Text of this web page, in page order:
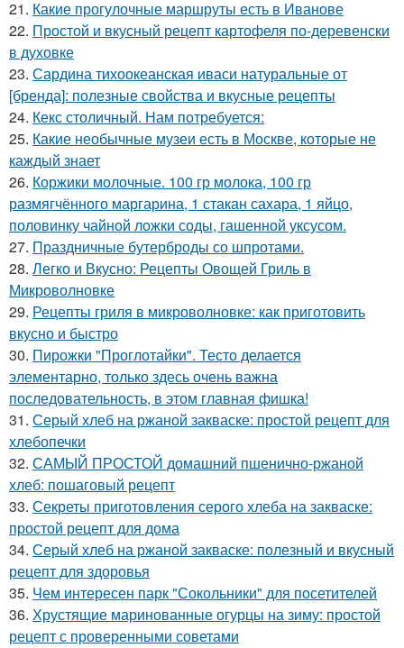
21. Какие прогулочные маршруты есть в Иванове
22. Простой и вкусный рецепт картофеля по-деревенски
в духовке
23. Сардина тихоокеанская иваси натуральные от
[бренда]: полезные свойства и вкусные рецепты
24. Кекс столичный. Нам потребуется:
25. Какие необычные музеи есть в Москве, которые не
каждый знает
26. Коржики молочные. 100 гр молока, 100 гр
размягчённого маргарина, 1 стакан сахара, 1 яйцо,
половинку чайной ложки соды, гашенной уксусом.
27. Праздничные бутерброды со шпротами.
28. Легко и Вкусно: Рецепты Овощей Гриль в
Микроволновке
29. Рецепты гриля в микроволновке: как приготовить
вкусно и быстро
30. Пирожки "Проглотайки". Тесто делается
элементарно, только здесь очень важна
последовательность, в этом главная фишка!
31. Серый хлеб на ржаной закваске: простой рецепт для
хлебопечки
32. САМЫЙ ПРОСТОЙ домашний пшенично-ржаной
хлеб: пошаговый рецепт
33. Секреты приготовления серого хлеба на закваске:
простой рецепт для дома
34. Серый хлеб на ржаной закваске: полезный и вкусный
рецепт для здоровья
35. Чем интересен парк "Сокольники" для посетителей
36. Хрустящие маринованные огурцы на зиму: простой
рецепт с проверенными советами